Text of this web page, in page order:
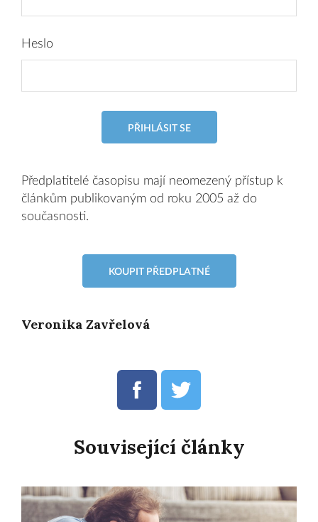
Heslo
PŘIHLÁSIT SE
Předplatitelé časopisu mají neomezený přístup k
článkům publikovaným od roku 2005 až do
současnosti.
KOUPIT PŘEDPLATNÉ
Veronika Zavřelová
Související články